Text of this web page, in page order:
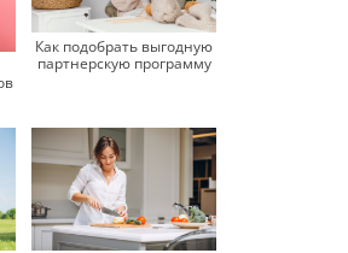
Как подобрать выгодную
партнерскую программу